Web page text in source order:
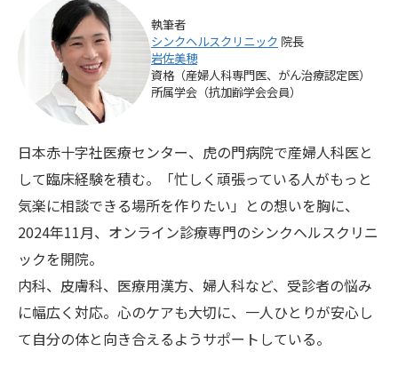
執筆者
シンクヘルスクリニック 院長
岩佐美穂
資格（産婦人科専門医、がん治療認定医）
所属学会（抗加齢学会会員）
日本赤十字社医療センター、虎の門病院で産婦人科医と
して臨床経験を積む。「忙しく頑張っている人がもっと
気楽に相談できる場所を作りたい」との想いを胸に、
2024年11月、オンライン診療専門のシンクヘルスクリニ
ックを開院。
内科、皮膚科、医療用漢方、婦人科など、受診者の悩み
に幅広く対応。心のケアも大切に、一人ひとりが安心し
て自分の体と向き合えるようサポートしている。